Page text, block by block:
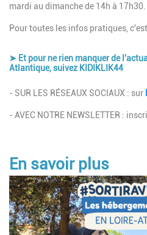
mardi au dimanche de 14h à 17h30.
Pour toutes les infos pratiques, c'est
➤ Et pour ne rien manquer de
Atlantique, suivez KIDIKLIK44
Description
- SUR LES RÉSEAUX SOCIAUX : sur
- AVEC NOTRE NEWSLETTER :
En savoir plus